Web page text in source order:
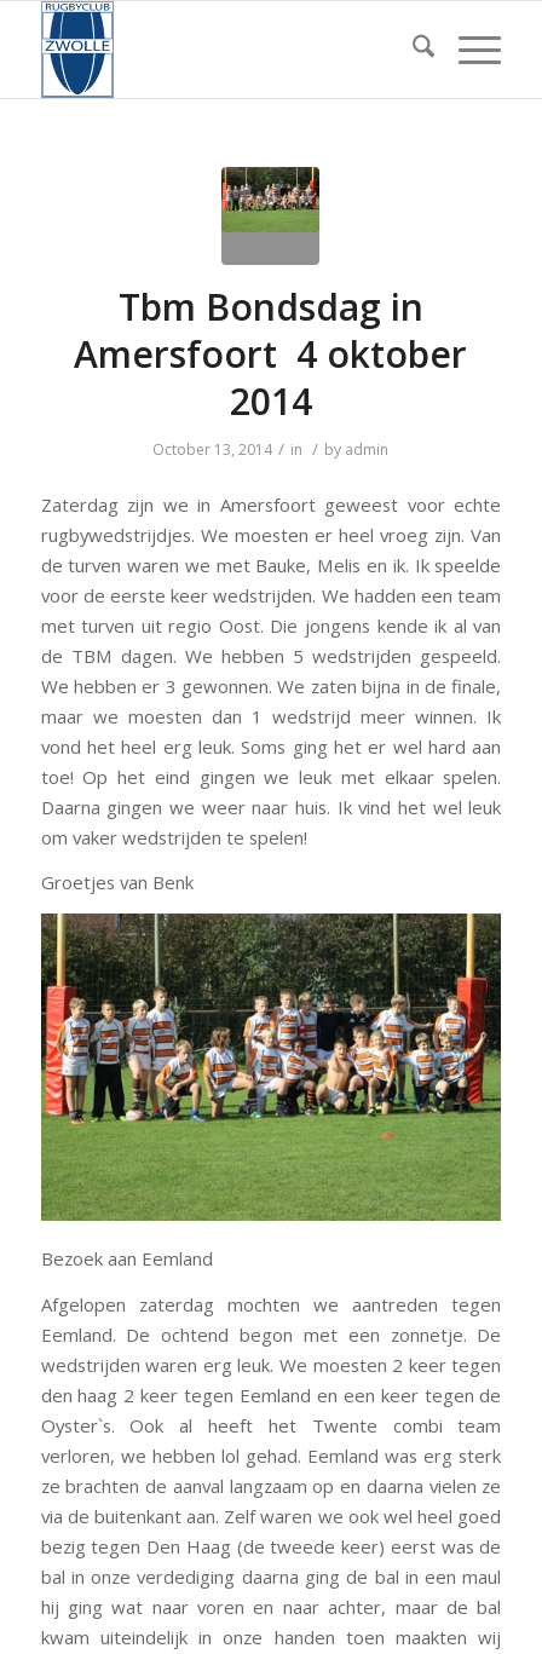
Tbm Bondsdag in
Amersfoort 4 oktober
2014
October 13, 2014 / in / by admin
Zaterdag zijn we in Amersfoort geweest voor echte
rugbywedstrijdjes. We moesten er heel vroeg zijn. Van
de turven waren we met Bauke, Melis en ik. Ik speelde
voor de eerste keer wedstrijden. We hadden een team
met turven uit regio Oost. Die jongens kende ik al van
de TBM dagen. We hebben 5 wedstrijden gespeeld.
We hebben er 3 gewonnen. We zaten bijna in de finale,
maar we moesten dan 1 wedstrijd meer winnen. Ik
vond het heel erg leuk. Soms ging het er wel hard aan
toe! Op het eind gingen we leuk met elkaar spelen.
Daarna gingen we weer naar huis. Ik vind het wel leuk
om vaker wedstrijden te spelen!
Groetjes van Benk
Bezoek aan Eemland
Afgelopen zaterdag mochten we aantreden tegen
Eemland. De ochtend begon met een zonnetje. De
wedstrijden waren erg leuk. We moesten 2 keer tegen
den haag 2 keer tegen Eemland en een keer tegen de
Oyster`s. Ook al heeft het Twente combi team
verloren, we hebben lol gehad. Eemland was erg sterk
ze brachten de aanval langzaam op en daarna vielen ze
via de buitenkant aan. Zelf waren we ook wel heel goed
bezig tegen Den Haag (de tweede keer) eerst was de
bal in onze verdediging daarna ging de bal in een maul
hij ging wat naar voren en naar achter, maar de bal
kwam uiteindelijk in onze handen toen maakten wij